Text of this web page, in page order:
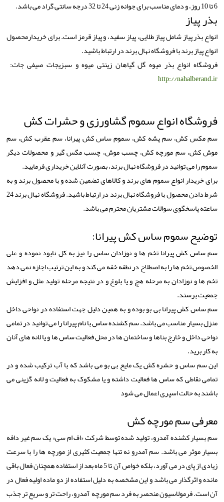
بذر پیاز
انواع بذر پیاز شامل پیاز طلایی، پیاز سفید، و پیاز قرمز است. برای خریدارمحصول
انواع پیاز برند با فروشگاه نهال برند در ارتباط باشید.
فروشگاه انواع بذر میوه گل گیاهان زینتی میوه و سبزیجات صیفی جات:
http://nahalberand.ir
فروشگاه انواع سموم گشاورزی و حشرات کش
سم مکس کش، سم پشه کش، سموم ساس کش پیرانا، سم عقرب کش، سم
موش کش، سم مورچه کش، چسب موش، چسب مگس گیر و محصولات دیگر
سموم را می توانید در فروشگاه نهال برند، بصورت آنلاین خریداری فرمایید.
برای خریدار انواع سموم های برند و کالاهای تضمین شده و با محصول برند و به
شرط دادن محصول با فروشگاه نهال برند در ارتباط باشید. فروشگاه نهال برند 24
ساعته پاسخگوی سوالات مشتریان محترم می باشد.
توضیح سموم ساس کش پیرانا:
سم ساس کش پیرانا تخم ها و نوزادان ساس را نیز به کل نابود نموده و علی
الخصوص تخم ها را به اصطلاح در نطفه خفه می کند و به این ترتیب اجازه نمی دهد
تخم ها و نوزادان به مرحله هچ و یا بلوغ و در نتیجه مرحله تولید مثل و افزایش
جمعیت برسند.
سم ساس کش پیرانا بی بو بوده و به همین دلیل جهت استفاده در نواحی داخل
منزل بسیار مناسب می باشد. سم کشنده ساس با نام پیرانا را می توانید در تمامی
نواحی داخل و خارج بناها و ساختمان ها در محل فعالیت ساس ها و یا لانه های آنان
به کار برید.
این سم ساس و حشره کش یک مایع بی بو می باشد که با آب ترکیب شده و در
تمامی نقاطی که ساس ها فعالیت داشته و یا مشکوک به فعالیت و لانه گزینی می
باشند به حالت اسپری اعمال می شود
معرفی سم مورچه کش
سم بسیار کشنده آمدرو، تولید شده توسط شرکت «اف ام سی» یک سم غیر دافه
بسیار موثر می باشد. سم آمدرو نه تنها جمعیت کثیری از مورچه ها را با سرعت
زیادی از پای در می آورد، بلکه خواص آن تا 5 ماه بعد از استفاده همچنان فعال باقی
مانده و اثرگذار می باشد و این مشخصه به دلیل استفاده از دو ماده اولیه فعال در
آن است. فرمولاسیون منحصر به فرد سم مورچه آمدرو، راحت تر و سریع تر جذب